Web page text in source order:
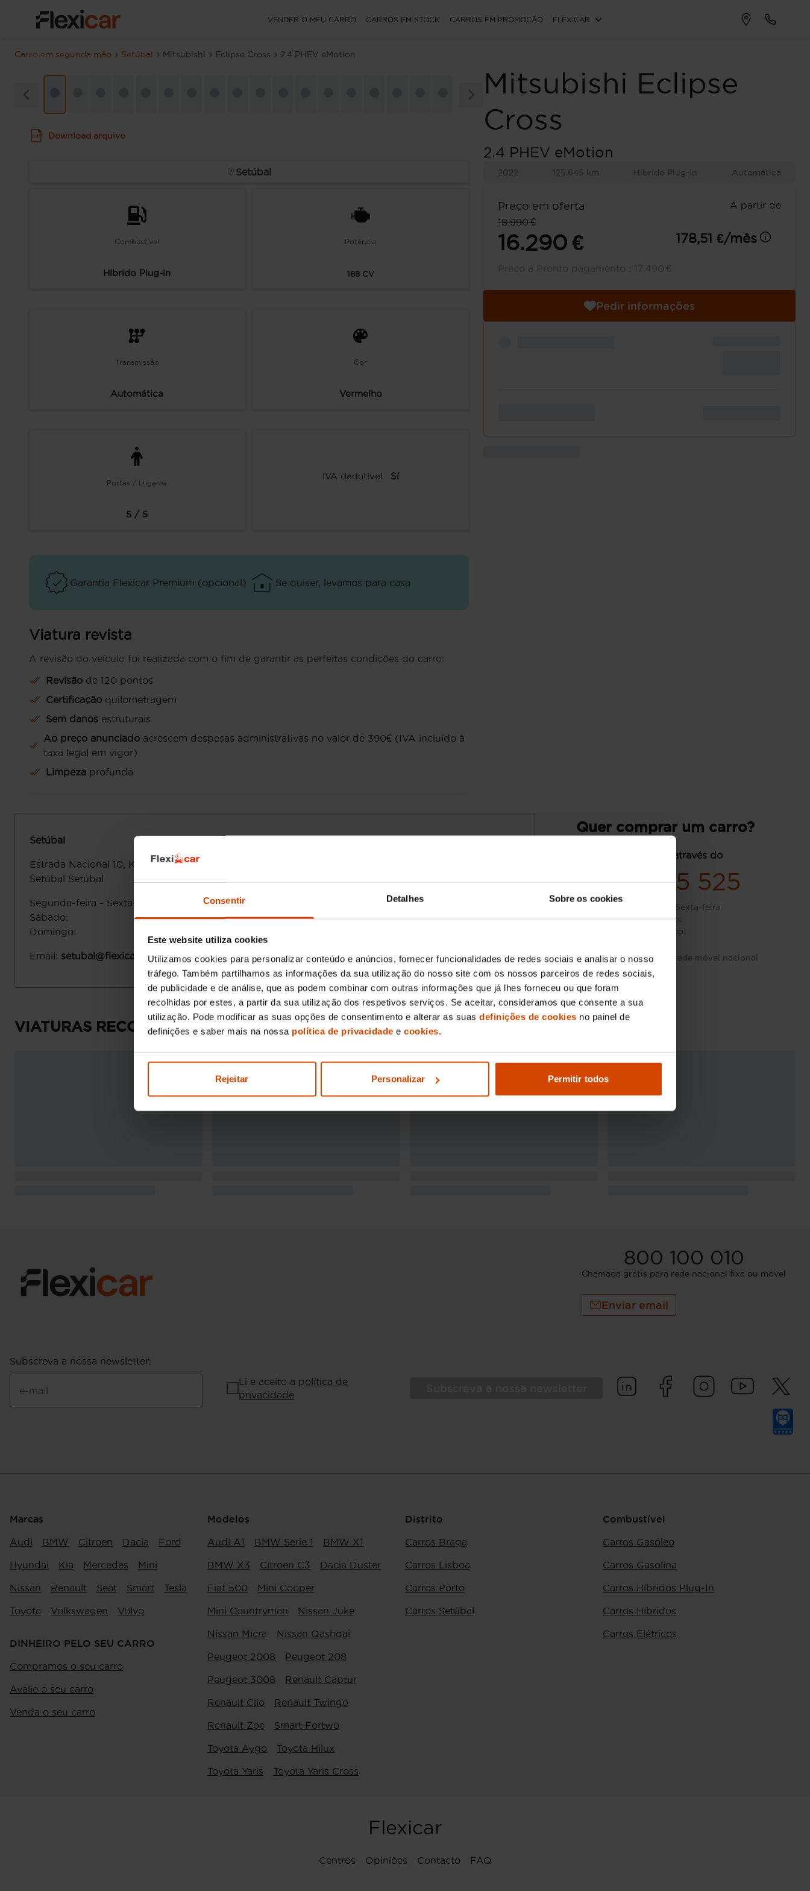
Consentir Detalhes Sobre os cookies
Este website utiliza cookies
Utilizamos cookies para personalizar conteúdo e anúncios, fornecer funcionalidades de redes sociais e analisar o nosso
tráfego. Também partilhamos as informações da sua utilização do nosso site com os nossos parceiros de redes sociais,
de publicidade e de análise, que as podem combinar com outras informações que já lhes forneceu ou que foram
recolhidas por estes, a partir da sua utilização dos respetivos serviços. Se aceitar, consideramos que consente a sua
utilização. Pode modificar as suas opções de consentimento e alterar as suas definições de cookies no painel de
definições e saber mais na nossa política de privacidade e cookies.
Rejeitar Personalizar Permitir todos
VENDER O MEU CARRO CARROS EM STOCK CARROS EM PROMOÇÃO FLEXICAR
Carro em segunda mão Setúbal Mitsubishi Eclipse Cross 2.4 PHEV eMotion
Mitsubishi Eclipse
Cross
2.4 PHEV eMotion
2022 125.645 km Híbrido Plug-in Automática
Preço em oferta
A partir de
18.990 €
16.290 € 178,51 €/mês
Preço a Pronto pagamento : 17.490 €
Pedir informações
Download arquivo
Setúbal
Combustível
Híbrido Plug-in
Potência
188CV
Transmissão
Automática
Cor
Vermelho
Portas / Lugares
5 / 5
IVA dedutível Sí
Garantia Flexicar Premium (opcional) Se quiser, levamos para casa
Viatura revista
A revisão do veículo foi realizada com o fim de garantir as perfeitas condições do carro:
Revisão de 120 pontos
Certificação quilometragem
Sem danos estruturais
Ao preço anunciado acrescem despesas administrativas no valor de 390€ (IVA incluído à
taxa legal em vigor)
Limpeza profunda
Setúbal
Estrada Nacional 10, Km 42 2910-845
Setúbal Setúbal
Segunda-feira - Sexta-feira
Sábado:
Domingo:
Email: setubal@flexicar.pt
Quer comprar um carro?
contacte-nos através do
939 965 525
Segunda-feira - Sexta-feira:
Sábado:
Domingo:
Custo de chamada para rede móvel nacional
VIATURAS RECOMENDADAS
800 100 010
Chamada grátis para rede nacional fixa ou móvel
Enviar email
Subscreva a nossa newsletter:
e-mail
Li e aceito a política de
privacidade
Marcas
Audi BMW Citroen Dacia Ford
Hyundai Kia Mercedes Mini
Nissan Renault Seat Smart Tesla
Toyota Volkswagen Volvo
DINHEIRO PELO SEU CARRO
Compramos o seu carro
Avalie o seu carro
Venda o seu carro
Modelos
Audi A1 BMW Serie 1 BMW X1
BMW X3 Citroen C3 Dacia Duster
Fiat 500 Mini Cooper
Mini Countryman Nissan Juke
Nissan Micra Nissan Qashqai
Peugeot 2008 Peugeot 208
Peugeot 3008 Renault Captur
Renault Clio Renault Twingo
Renault Zoe Smart Fortwo
Toyota Aygo Toyota Hilux
Toyota Yaris Toyota Yaris Cross
Distrito
Carros Braga
Carros Lisboa
Carros Porto
Carros Setúbal
Combustível
Carros Gasóleo
Carros Gasolina
Carros Híbridos Plug-In
Carros Híbridos
Carros Elétricos
Flexicar
Centros Opiniões Contacto FAQ